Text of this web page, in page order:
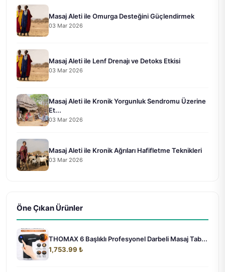
Masaj Aleti ile Omurga Desteğini Güçlendirmek
03 Mar 2026
Masaj Aleti ile Lenf Drenajı ve Detoks Etkisi
03 Mar 2026
Masaj Aleti ile Kronik Yorgunluk Sendromu Üzerine
Et...
03 Mar 2026
Masaj Aleti ile Kronik Ağrıları Hafifletme Teknikleri
03 Mar 2026
Öne Çıkan Ürünler
THOMAX 6 Başlıklı Profesyonel Darbeli Masaj Tab...
1,753.99 ₺